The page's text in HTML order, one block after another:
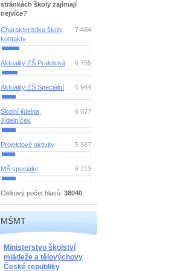
stránkách školy zajímají
nejvíce?
Charakteristika školy,
kontakty
7 464
Aktuality ZŠ Praktická 6 755
Aktuality ZŠ Speciální 5 944
Školní jídelna,
Jídelníček
6 077
Projektové aktivity 5 587
MŠ speciální 6 213
Celkový počet hlasů: 38040
MŠMT
Ministerstvo školství
mládeže a tělovýchovy
České republiky